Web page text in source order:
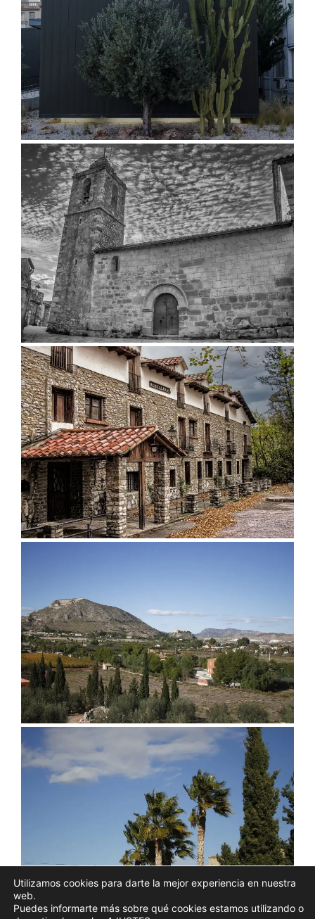
Utilizamos cookies para darte la mejor experiencia en nuestra
web.
Puedes informarte más sobre qué cookies estamos utilizando o